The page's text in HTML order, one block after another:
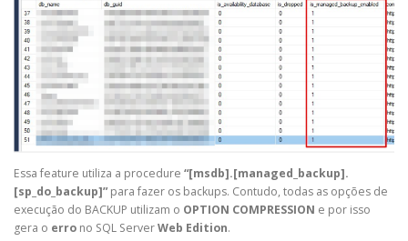
Essa feature utiliza a procedure “[msdb].[managed_backup].
[sp_do_backup]”para fazer os backups. Contudo, todas as opções de
execução do BACKUP utilizam o OPTION COMPRESSION e por isso
gera o erro no SQL ServerWeb Edition.